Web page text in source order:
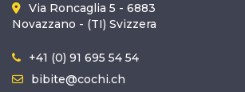
Via Roncaglia 5 - 6883
Novazzano - (TI) Svizzera
+41 (0) 91 695 54 54
bibite@cochi.ch